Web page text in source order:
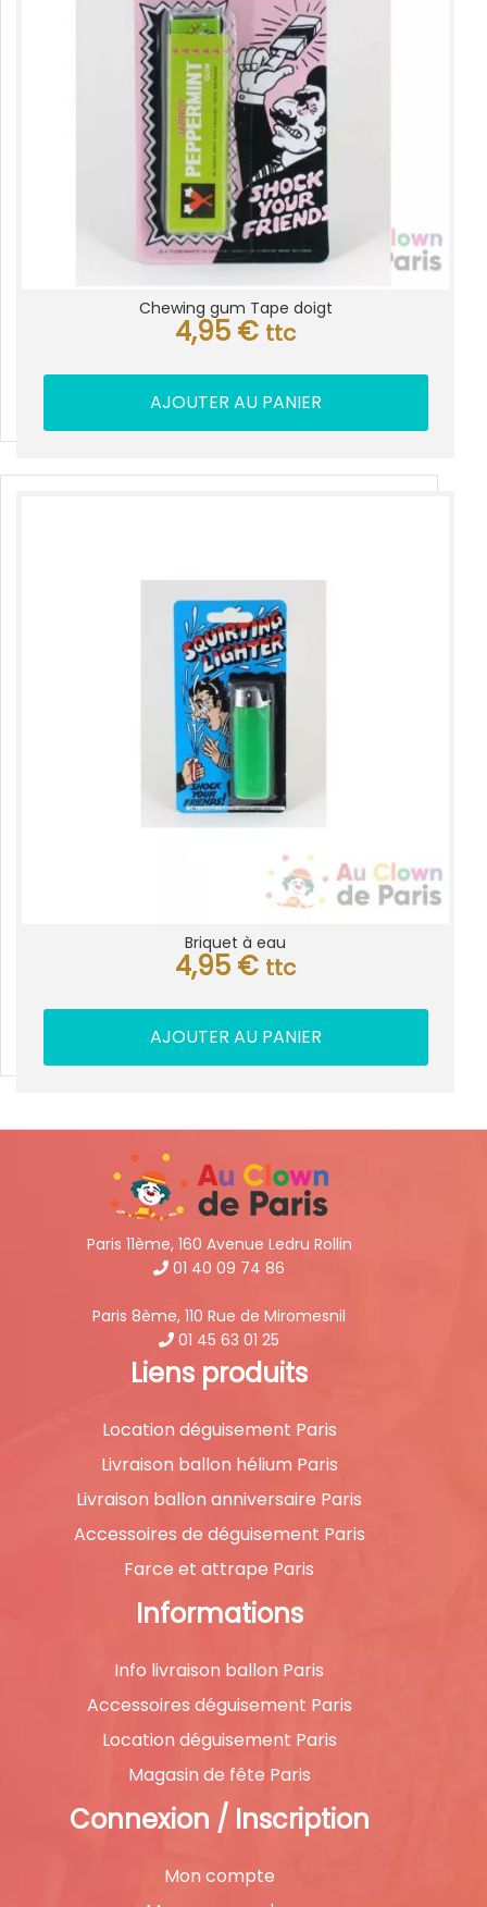
Chewing gum Tape doigt
4,95 € ttc
AJOUTER AU PANIER
Briquet à eau
4,95 € ttc
AJOUTER AU PANIER
Paris 11ème, 160 Avenue Ledru Rollin
01 40 09 74 86
Paris 8ème, 110 Rue de Miromesnil
01 45 63 01 25
Liens produits
Location déguisement Paris
Livraison ballon hélium Paris
Livraison ballon anniversaire Paris
Accessoires de déguisement Paris
Farce et attrape Paris
Informations
Info livraison ballon Paris
Accessoires déguisement Paris
Location déguisement Paris
Magasin de fête Paris
Connexion / Inscription
Mon compte